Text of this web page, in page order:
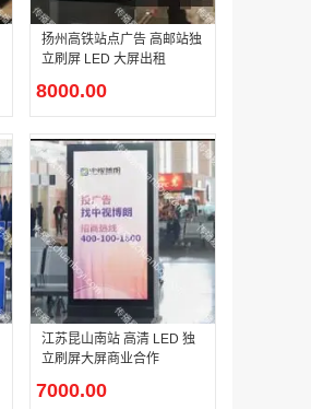
￥1100.00
香港有轨双层旅游巴士车身广告
￥25300.00
扬州高铁站点广告 高邮站独
立刷屏 LED 大屏出租
8000.00
江苏昆山南站 高清 LED 独
立刷屏大屏商业合作
7000.00